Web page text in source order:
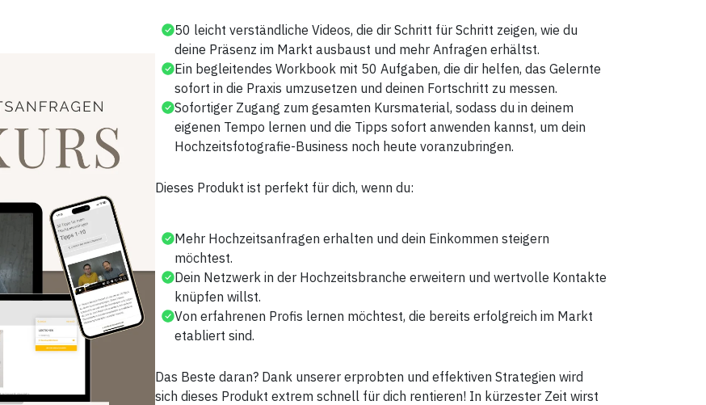
50 leicht verständliche Videos, die dir Schritt für Schritt zeigen, wie du
deine Präsenz im Markt ausbaust und mehr Anfragen erhältst.
Ein begleitendes Workbook mit 50 Aufgaben, die dir helfen, das Gelernte
sofort in die Praxis umzusetzen und deinen Fortschritt zu messen.
Sofortiger Zugang zum gesamten Kursmaterial, sodass du in deinem
eigenen Tempo lernen und die Tipps sofort anwenden kannst, um dein
Hochzeitsfotografie-Business noch heute voranzubringen.
Dieses Produkt ist perfekt für dich, wenn du:
Mehr Hochzeitsanfragen erhalten und dein Einkommen steigern
möchtest.
Dein Netzwerk in der Hochzeitsbranche erweitern und wertvolle Kontakte
knüpfen willst.
Von erfahrenen Profis lernen möchtest, die bereits erfolgreich im Markt
etabliert sind.
Das Beste daran? Dank unserer erprobten und effektiven Strategien wird
sich dieses Produkt extrem schnell für dich rentieren! In kürzester Zeit wirst